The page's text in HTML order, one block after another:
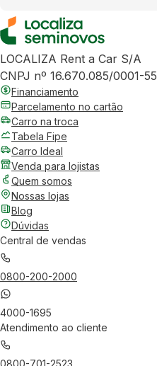
LOCALIZA Rent a Car S/A
CNPJ nº 16.670.085/0001-55
Financiamento
Parcelamento no cartão
Carro na troca
Tabela Fipe
Carro Ideal
Venda para lojistas
Quem somos
Nossas lojas
Blog
Dúvidas
Central de vendas
0800-200-2000
4000-1695
Atendimento ao cliente
0800-701-2523